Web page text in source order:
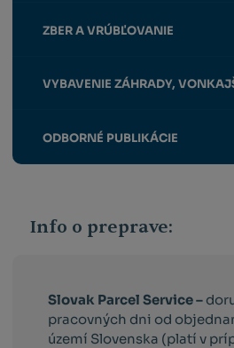
ZBER A VRÚBĽOVANIE
VYBAVENIE ZÁHRADY,
ODBORNÉ PUBLIKÁCIE
Info o preprave:
Slovak Parcel Service –
pracovných dni od
území Slovenska (platí v